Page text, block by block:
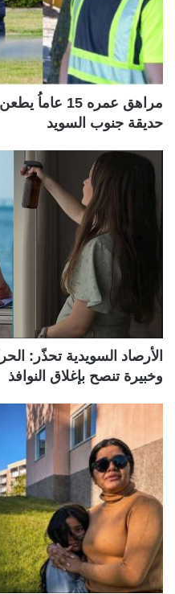
مراهق عمره
حديقة جنوب السويد
وخبيرة تنصح بإغلاق النوافذ